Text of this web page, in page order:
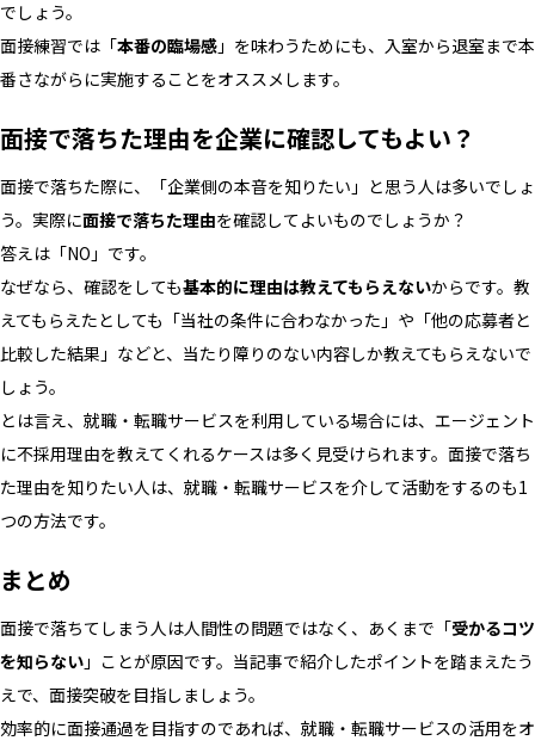
でしょう。
面接練習では「本番の臨場感 」を味わうためにも、入室から退室まで本
番さながらに実施することをオススメします。
面接で落ちた理由を企業に確認してもよい？
面接で落ちた際に、「企業側の本音を知りたい」と思う人は多いでしょ
う。実際に面接で落ちた理由を確認してよいものでしょうか？
答えは「NO」です。
なぜなら、確認をしても基本的に理由は教えてもらえないからです。教
えてもらえたとしても「当社の条件に合わなかった」や「他の応募者と
比較した結果」などと、当たり障りのない内容しか教えてもらえないで
しょう。
とは言え、就職・転職サービスを利用している場合には、エージェント
に不採用理由を教えてくれるケースは多く見受けられます。面接で落ち
た理由を知りたい人は、就職・転職サービスを介して活動をするのも1
つの方法です。
まとめ
面接で落ちてしまう人は人間性の問題ではなく、あくまで「受かるコツ
を知らない 」ことが原因です。当記事で紹介したポイントを踏まえたう
えで、面接突破を目指しましょう。
効率的に面接通過を目指すのであれば、就職・転職サービスの活用をオ